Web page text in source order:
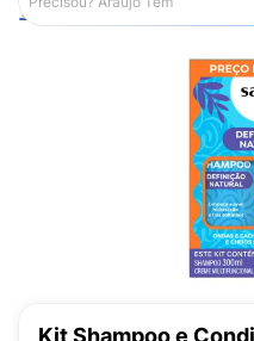
Araujo Cabelo
Kit Shampoo e